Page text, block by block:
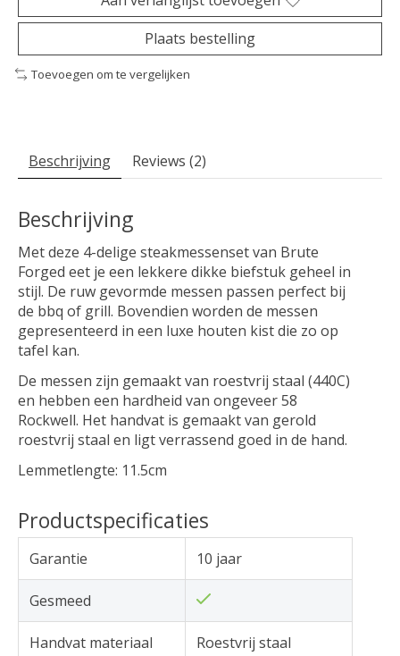
Plaats bestelling
Toevoegen om te vergelijken
Beschrijving Reviews (2)
Beschrijving
Met deze 4-delige steakmessenset van Brute
Forged eet je een lekkere dikke biefstuk geheel in
stijl. De ruw gevormde messen passen perfect bij
de bbq of grill. Bovendien worden de messen
gepresenteerd in een luxe houten kist die zo op
tafel kan.
De messen zijn gemaakt van roestvrij staal (440C)
en hebben een hardheid van ongeveer 58
Rockwell. Het handvat is gemaakt van gerold
roestvrij staal en ligt verrassend goed in de hand.
Lemmetlengte: 11.5cm
Productspecificaties
Garantie 10 jaar
Gesmeed
Handvat materiaal Roestvrij staal